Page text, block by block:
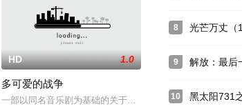
屋里。为了各自的战争理
称红军的绝地反击之战。在毛泽东（刘烨 饰）的带领下，
HD 1.0
多可爱的战争
一部以同名音乐剧为基础的关于第一次世界大战的电影，描
8 光芒万丈（
9 解放：最后
10 黑太阳731